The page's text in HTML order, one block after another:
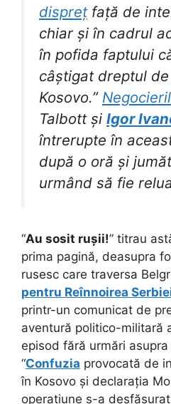
disprețfață de
chiar și în cadrul
în pofida faptului
câștigat dreptul
Kosovo.”
Talbott și Igor
întrerupte în
după o oră și
urmând să fie
“Au sosit rușii!” titrau
prima pagină, deasupra
rusesc care traversa
pentru Reînnoirea
printr-un comunicat de
aventură politico-militară
episod fără urmări
“Confuzia provocată de
în Kosovo și declarația
operațiune s-a desfășurat